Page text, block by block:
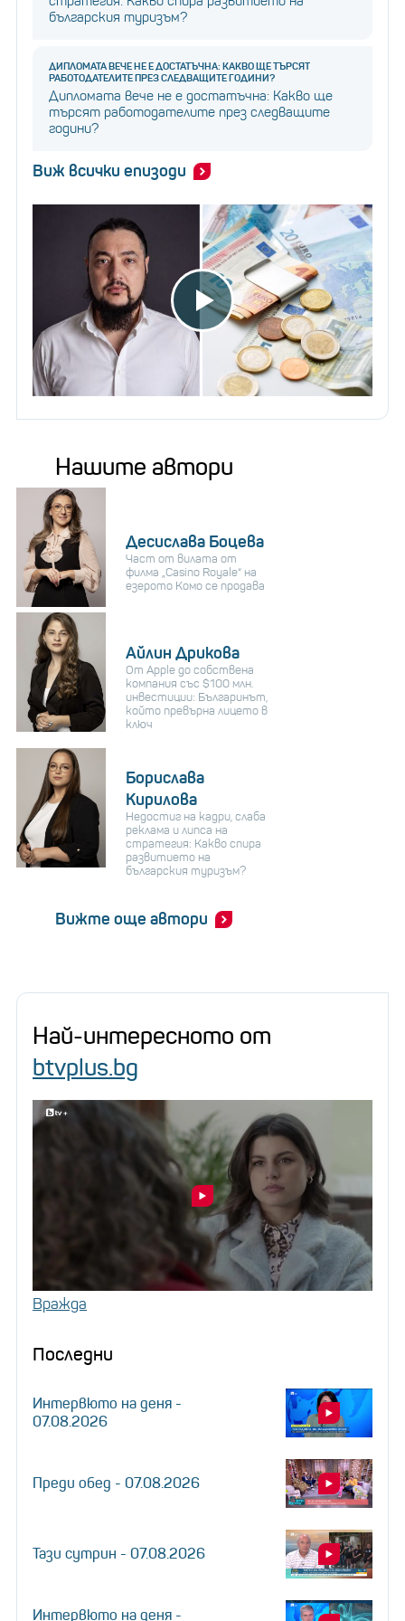
българския туризъм?
ДИПЛОМАТА ВЕЧЕ НЕ Е ДОСТАТЪЧНА: КАКВО ЩЕ ТЪРСЯТ
РАБОТОДАТЕЛИТЕ ПРЕЗ СЛЕДВАЩИТЕ ГОДИНИ?
Дипломата вече не е достатъчна: Какво ще
търсят работодателите през следващите
години?
Виж всички епизоди
Нашите автори
Десислава Боцева
Част от вилата от
филма „Casino Royale“ на
езерото Комо се продава
Айлин Дрикова
От Apple до собствена
компания със $100 млн.
инвестиции: Българинът,
който превърна лицето в
ключ
Борислава
Кирилова
Недостиг на кадри, слаба
реклама и липса на
стратегия: Какво спира
развитието на
българския туризъм?
Вижте още автори
Най-интересното от
btvplus.bg
Вражда
Последни
Интервюто на деня -
07.08.2026
Преди обед - 07.08.2026
Тази сутрин - 07.08.2026
Интервюто на деня -